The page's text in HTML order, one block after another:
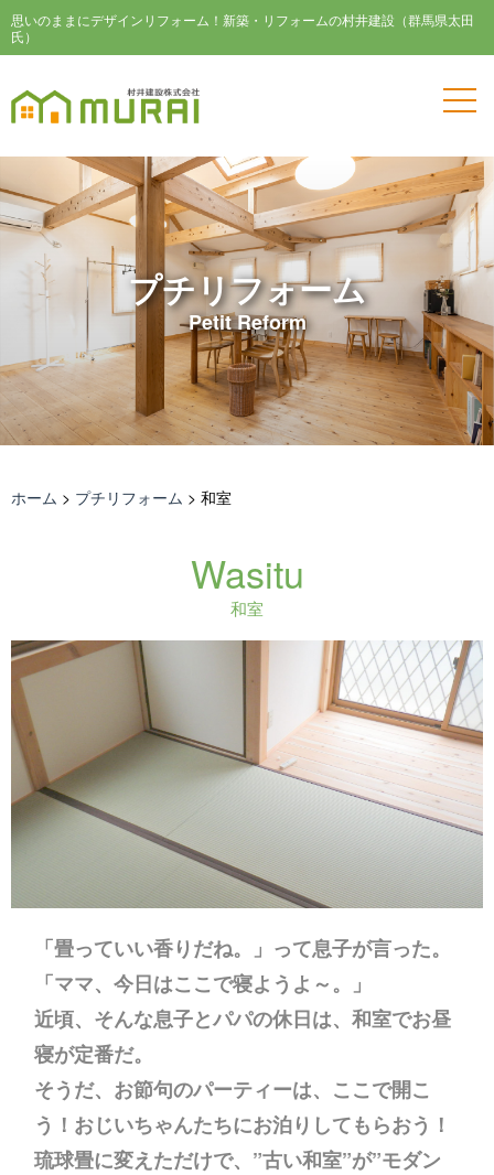
思いのままにデザインリフォーム！新築・リフォームの村井建設（群馬県太田
氏）
プチリフォーム
Petit Reform
ホーム > プチリフォーム > 和室
Wasitu
和室
「畳っていい香りだね。」って息子が言った。
「ママ、今日はここで寝ようよ～。」
近頃、そんな息子とパパの休日は、和室でお昼
寝が定番だ。
そうだ、お節句のパーティーは、ここで開こ
う！おじいちゃんたちにお泊りしてもらおう！
琉球畳に変えただけで、”古い和室”が”モダン